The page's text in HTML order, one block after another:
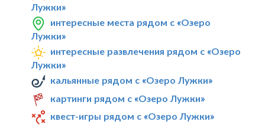
Лужки»
интересные места рядом с «Озеро
Лужки»
интересные развлечения рядом с «Озеро
Лужки»
кальянные рядом с «Озеро Лужки»
картинги рядом с «Озеро Лужки»
квест-игры рядом с «Озеро Лужки»